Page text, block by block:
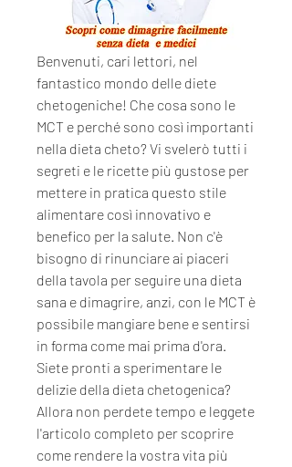
Benvenuti, cari lettori, nel
fantastico mondo delle diete
chetogeniche! Che cosa sono le
MCT e perché sono così importanti
nella dieta cheto? Vi svelerò tutti i
segreti e le ricette più gustose per
mettere in pratica questo stile
alimentare così innovativo e
benefico per la salute. Non c'è
bisogno di rinunciare ai piaceri
della tavola per seguire una dieta
sana e dimagrire, anzi, con le MCT è
possibile mangiare bene e sentirsi
in forma come mai prima d'ora.
Siete pronti a sperimentare le
delizie della dieta chetogenica?
Allora non perdete tempo e leggete
l'articolo completo per scoprire
come rendere la vostra vita più